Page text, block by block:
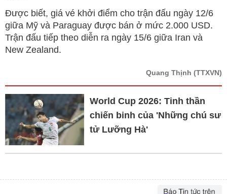
Được biết, giá vé khởi điểm cho trận đấu ngày 12/6
giữa Mỹ và Paraguay được bán ở mức 2.000 USD.
Trận đấu tiếp theo diễn ra ngày 15/6 giữa Iran và
New Zealand.
Quang Thịnh (TTXVN)
World Cup 2026: Tinh thần
chiến binh của 'Những chú sư
tử Lưỡng Hà'